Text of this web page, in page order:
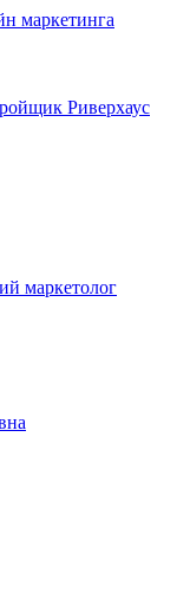
маркетинга
Риверхаус
маркетолог